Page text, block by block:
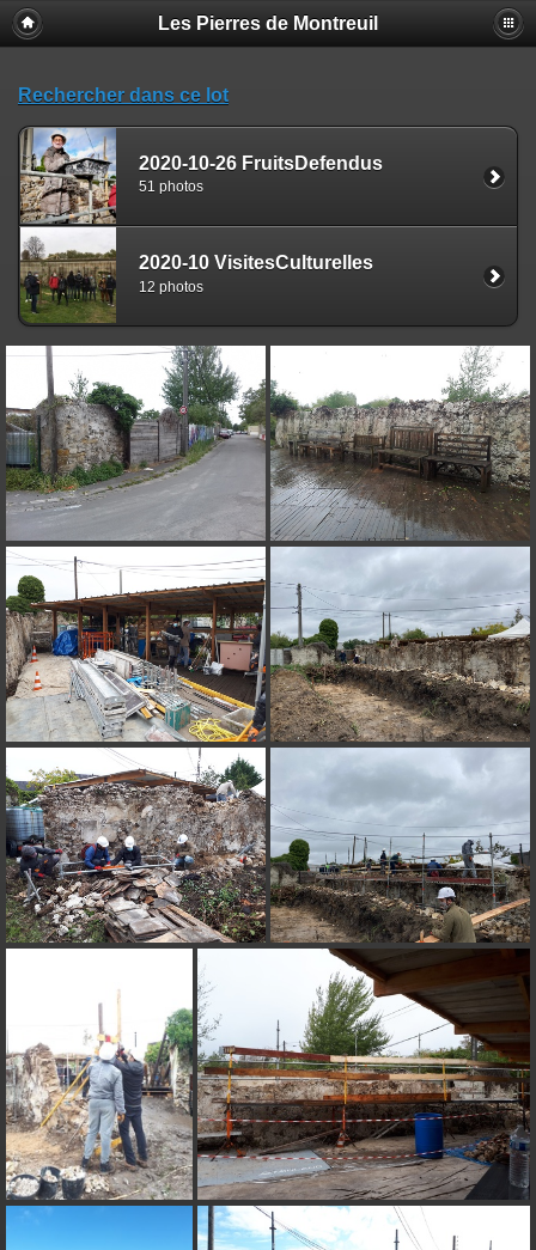
Les Pierres de Montreuil
Rechercher dans ce lot
2020-10-26 FruitsDefendus
51 photos
2020-10 VisitesCulturelles
12 photos